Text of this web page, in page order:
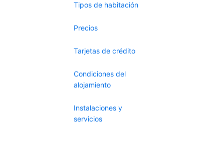
Tipos de habitación
Precios
Tarjetas de crédito
Condiciones del
alojamiento
Instalaciones y
servicios